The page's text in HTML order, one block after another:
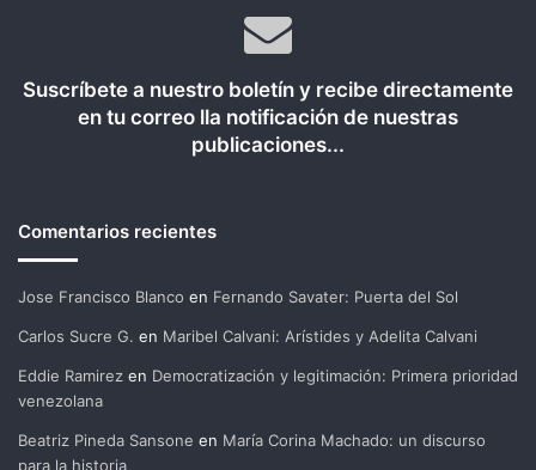
Suscríbete a nuestro boletín y recibe directamente
en tu correo lla notificación de nuestras
publicaciones...
Comentarios recientes
Jose Francisco Blanco en Fernando Savater: Puerta del Sol
Carlos Sucre G. en Maribel Calvani: Arístides y Adelita Calvani
Eddie Ramirez en Democratización y legitimación: Primera prioridad
venezolana
Beatriz Pineda Sansone en María Corina Machado: un discurso
para la historia